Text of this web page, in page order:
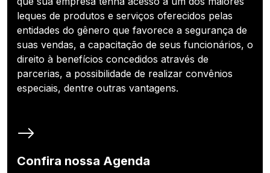
leques de produtos e serviços oferecidos pelas
entidades do gênero que favorece a segurança de
suas vendas, a capacitação de seus funcionários, o
direito à benefícios concedidos através de
parcerias, a possibilidade de realizar convênios
especiais, dentre outras vantagens.
Confira nossa Agenda